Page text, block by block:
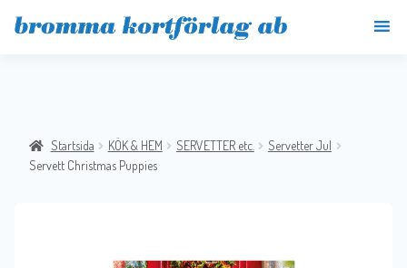
Startsida KÖK & HEM SERVETTER etc.
Servetter Jul
Servett Christmas Puppies